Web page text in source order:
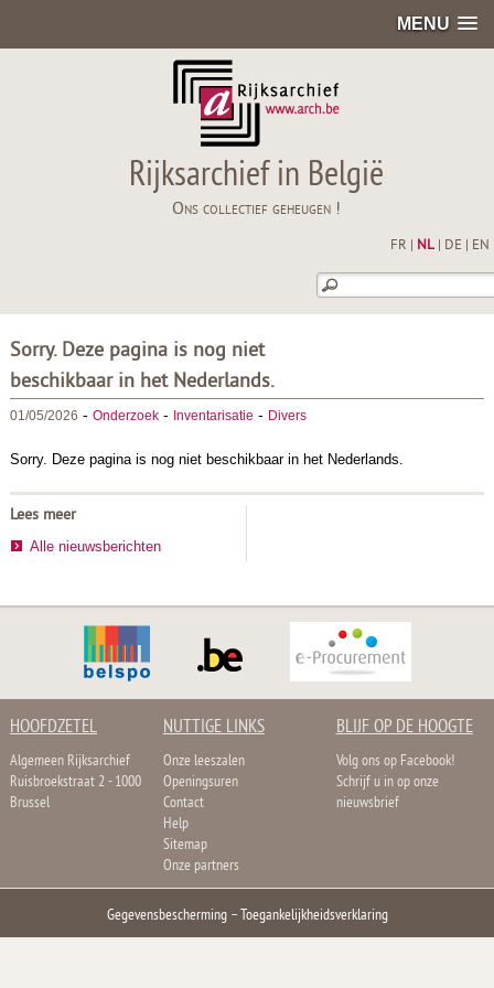
MENU
Rijksarchief in België
Ons collectief geheugen !
FR NL| DE EN
Sorry. Deze pagina is nog niet
beschikbaar in het Nederlands.
01/05/2026 - Onderzoek- Inventarisatie - Divers
Sorry. Deze pagina is nog niet beschikbaar in het Nederlands.
Lees meer
Alle nieuwsberichten
HOOFDZETEL
Algemeen Rijksarchief
Ruisbroekstraat 2 - 1000
Brussel
NUTTIGE LINKS
Onze leeszalen
Openingsuren
Contact
Help
Sitemap
Onze partners
BLIJF OP DE HOOGTE
Volg ons op Facebook!
Schrijf u in op onze
nieuwsbrief
Gegevensbescherming–Toegankelijkheidsverklaring